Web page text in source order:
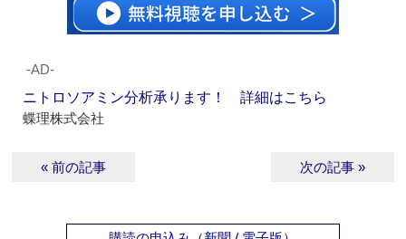
‐AD‐
ニトロソアミン分析承ります！ 詳細はこちら
蝶理株式会社
« 前の記事 次の記事 »